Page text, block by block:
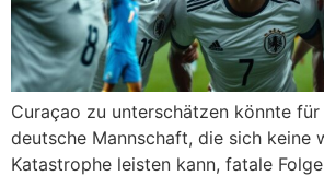
Curaçao zu unterschätzen könnte
deutsche Mannschaft, die sich keine
Katastrophe leisten kann, fatale